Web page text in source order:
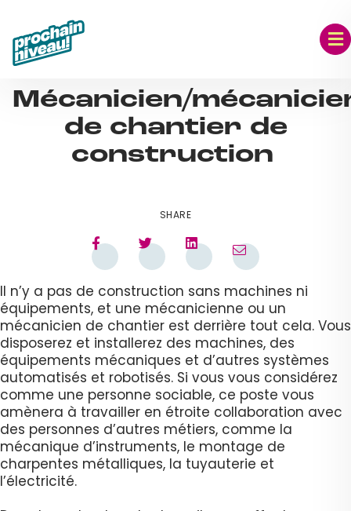
content
Mécanicien/
de chantier de
construction
SHARE
Il n’y a pas de construction sans machines ni
équipements, et une mécanicienne ou un
mécanicien de chantier est derrière tout cela. Vous
disposerez et installerez des machines, des
équipements mécaniques et d’autres systèmes
automatisés et robotisés. Si vous vous considérez
comme une personne sociable, ce poste vous
amènera à travailler en étroite collaboration avec
des personnes d’autres métiers, comme la
mécanique d’instruments, le montage de
charpentes métalliques, la tuyauterie et
l’électricité.